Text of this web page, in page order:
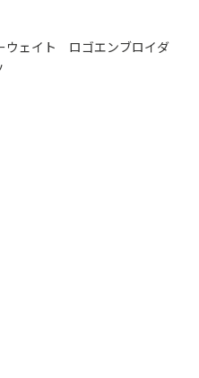
ウェイト ロゴエンブロイダ